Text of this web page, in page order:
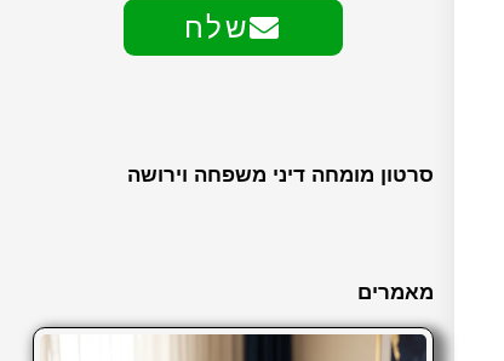
שלח
סרטון מומחה דיני משפחה וירושה
מאמרים